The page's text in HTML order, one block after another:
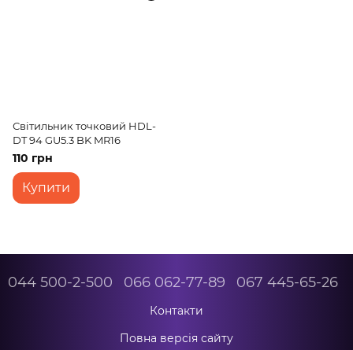
Світильник точковий HDL-
DT 94 GU5.3 BK MR16
110 грн
Купити
044 500-2-500 066 062-77-89 067 445-65-26
Контакти
Повна версія сайту